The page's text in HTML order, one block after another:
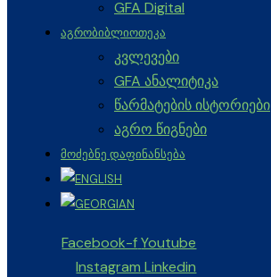
GFA Digital
ᲐᲒᲠᲝᲑᲘᲑᲚᲘᲝᲗᲔᲙᲐ
კვლევები
GFA ანალიტიკა
წარმატების ისტორიები
აგრო წიგნები
ᲛᲝᲫᲔᲑᲜᲔ ᲓᲐᲤᲘᲜᲐᲜᲡᲔᲑᲐ
Facebook-f Youtube
Instagram Linkedin